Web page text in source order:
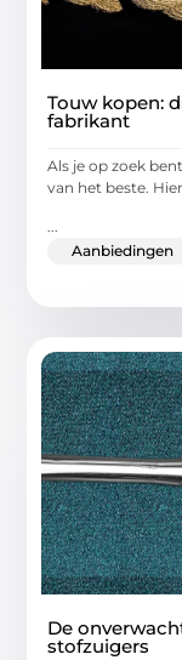
Touw kopen:
fabrikant
Als je op zoek
van het beste.
...
Aanbiedingen
De
stofzuigers